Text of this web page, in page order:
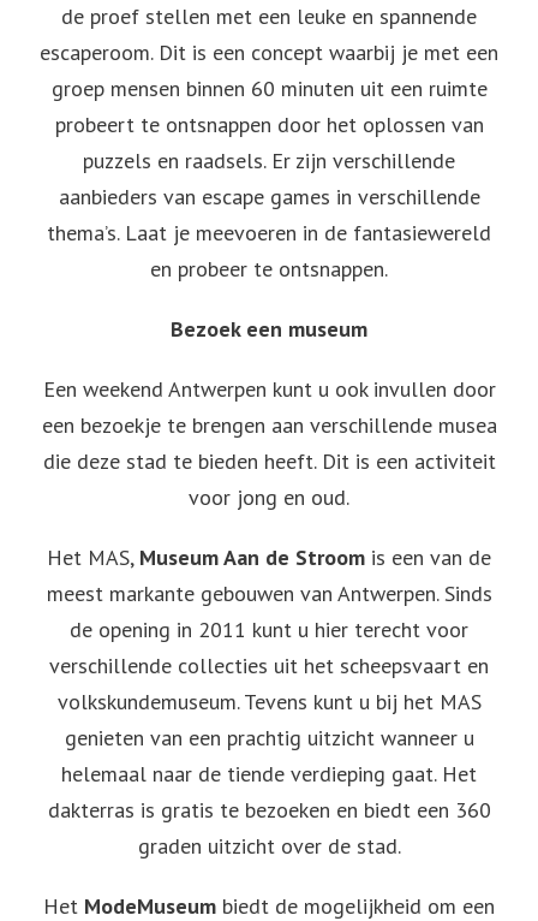
de proef stellen met een leuke en spannende
escaperoom. Dit is een concept waarbij je met een
groep mensen binnen 60 minuten uit een ruimte
probeert te ontsnappen door het oplossen van
puzzels en raadsels. Er zijn verschillende
aanbieders van escape games in verschillende
thema’s. Laat je meevoeren in de fantasiewereld
en probeer te ontsnappen.
Bezoek een museum
Een weekend Antwerpen kunt u ook invullen door
een bezoekje te brengen aan verschillende musea
die deze stad te bieden heeft. Dit is een activiteit
voor jong en oud.
Het MAS, Museum Aan de Stroom is een van de
meest markante gebouwen van Antwerpen. Sinds
de opening in 2011 kunt u hier terecht voor
verschillende collecties uit het scheepsvaart en
volkskundemuseum. Tevens kunt u bij het MAS
genieten van een prachtig uitzicht wanneer u
helemaal naar de tiende verdieping gaat. Het
dakterras is gratis te bezoeken en biedt een 360
graden uitzicht over de stad.
Het ModeMuseum biedt de mogelijkheid om een